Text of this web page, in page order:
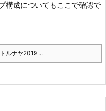
構成についてもここで確認で
ルナヤ2019 ...